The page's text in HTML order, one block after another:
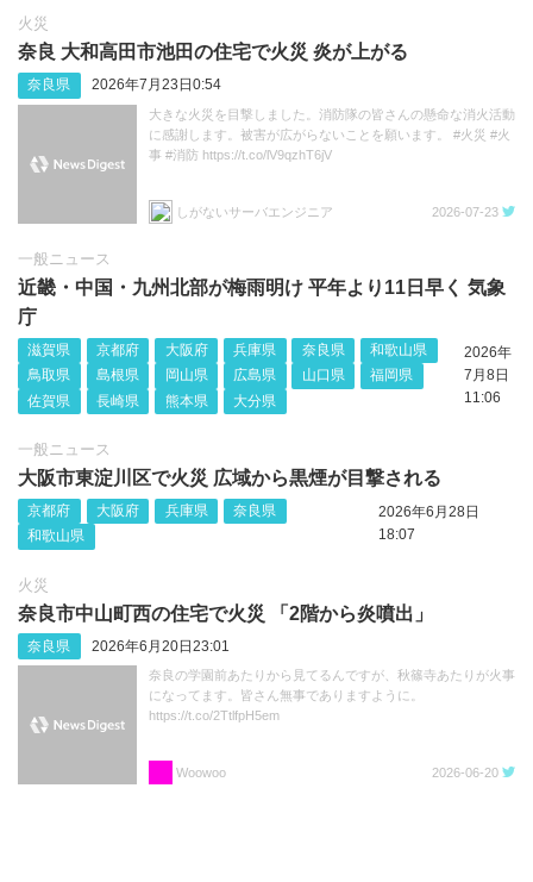
火災
奈良 大和高田市池田の住宅で火災 炎が上がる
奈良県 2026年7月23日0:54
大きな火災を目撃しました。消防隊の皆さんの懸命な消火活動
に感謝します。被害が広がらないことを願います。 #火災 #火
事 #消防 https://t.co/lV9qzhT6jV
しがないサーバエンジニア 2026-07-23
一般ニュース
近畿・中国・九州北部が梅雨明け 平年より11日早く 気象
庁
滋賀県 京都府 大阪府 兵庫県 奈良県
和歌山県
鳥取県
島根県 岡山県 広島県 山口県
福岡県
佐賀県
長崎県 熊本県 大分県
2026年
7月8日
11:06
一般ニュース
大阪市東淀川区で火災 広域から黒煙が目撃される
京都府 大阪府 兵庫県
奈良県
和歌山県
2026年6月28日
18:07
火災
奈良市中山町西の住宅で火災 「2階から炎噴出」
奈良県 2026年6月20日23:01
奈良の学園前あたりから見てるんですが、秋篠寺あたりが火事
になってます。皆さん無事でありますように。
https://t.co/2TtlfpH5em
Woowoo 2026-06-20